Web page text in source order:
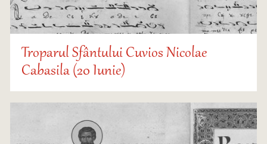
Troparul Sfântului Cuvios Nicolae
Cabasila (20 Iunie)